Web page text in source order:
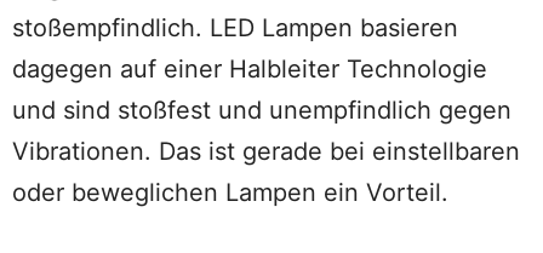
stoßempfindlich. LED Lampen basieren
dagegen auf einer Halbleiter Technologie
und sind stoßfest und unempfindlich gegen
Vibrationen. Das ist gerade bei einstellbaren
oder beweglichen Lampen ein Vorteil.